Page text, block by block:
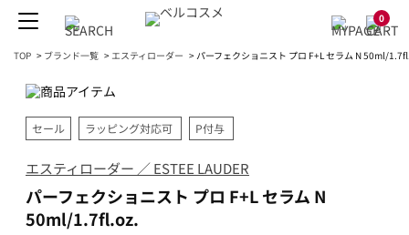
0
TOP > ブランド一覧 > エスティローダー >パーフェクショニスト プロ F+L セラム N 50ml/
セール ラッピング対応可 P付与
エスティローダー ／ ESTEE LAUDER
パーフェクショニスト プロ F+L セラム N
50ml/1.7fl.oz.